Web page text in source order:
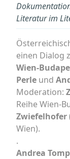
Literatur im
einen Dialog
Wien-
Perle und
Moderation:
Reihe Wien-
Zwiefelhofer
Wien).
.
Andrea